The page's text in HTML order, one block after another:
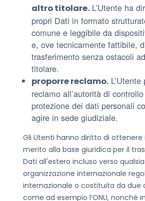
altro titolare. L’Utente ha
propri Dati in formato
comune e leggibile da
e, ove tecnicamente fattibile,
trasferimento senza ostacoli
titolare.
proporre reclamo.
reclamo all’autorità di
protezione dei dati personali
agire in sede giudiziale.
Gli Utenti hanno diritto di ottenere
merito alla base giuridica per il
Dati all'estero incluso verso
organizzazione internazionale
internazionale o costituita da due
come ad esempio l’ONU, nonché